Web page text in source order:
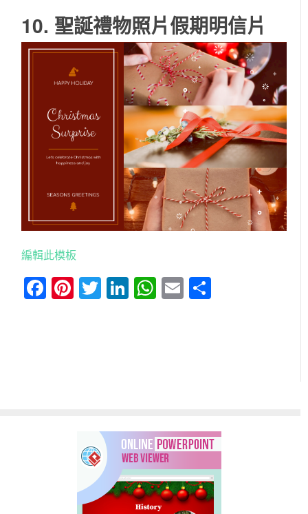
10. 聖誕禮物照片假期明信片
編輯此模板
Facebook
Pinterest
Twitter
LinkedIn
WhatsApp
Email